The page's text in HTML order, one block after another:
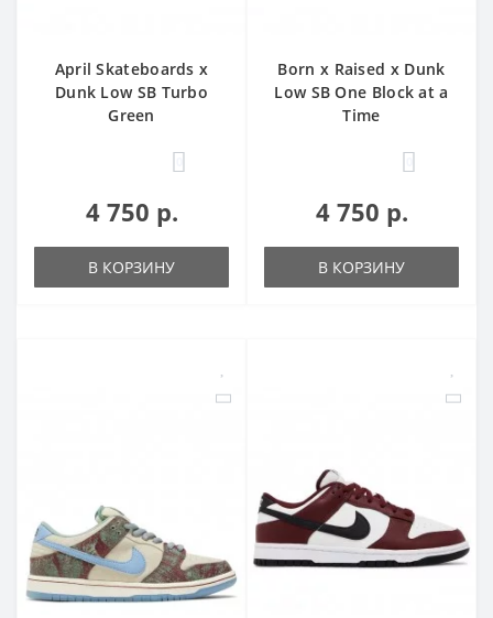
April Skateboards x
Dunk Low SB Turbo
Green
4 750 р.
В КОРЗИНУ
Born x Raised x Dunk
Low SB One Block at a
Time
4 750 р.
В КОРЗИНУ